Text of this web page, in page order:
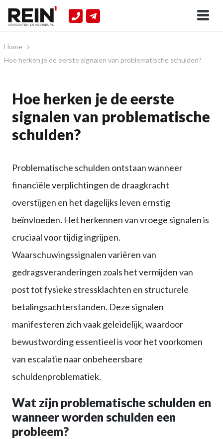
Home
Hoe herken je de eerste signalen van problematische schulden?
Hoe herken je de eerste
signalen van problematische
schulden?
Problematische schulden ontstaan wanneer
financiële verplichtingen de draagkracht
overstijgen en het dagelijks leven ernstig
beïnvloeden. Het herkennen van vroege signalen is
cruciaal voor tijdig ingrijpen.
Waarschuwingssignalen variëren van
gedragsveranderingen zoals het vermijden van
post tot fysieke stressklachten en structurele
betalingsachterstanden. Deze signalen
manifesteren zich vaak geleidelijk, waardoor
bewustwording essentieel is voor het voorkomen
van escalatie naar onbeheersbare
schuldenproblematiek.
Wat zijn problematische schulden en
wanneer worden schulden een
probleem?